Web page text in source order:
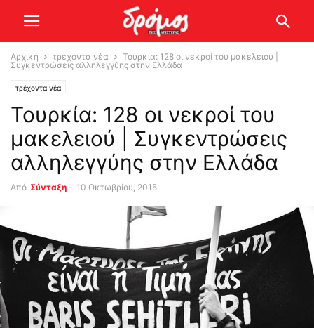
Αρχική τρέχοντα νέα
Τουρκία: 128 οι νεκροί του μακελειού |
Συγκεντρώσεις αλληλεγγύης στην Ελλάδα
τρέχοντα νέα
Τουρκία: 128 οι νεκροί του
μακελειού | Συγκεντρώσεις
αλληλεγγύης στην Ελλάδα
Από Σύνταξη - 10 Οκτωβρίου, 2015